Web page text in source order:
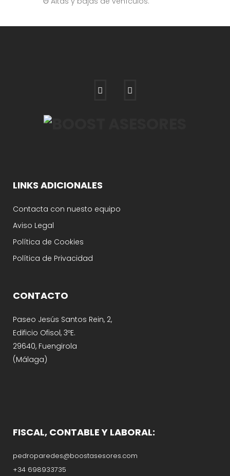
LINKS ADICIONALES
Contacta con nuesto equipo
Aviso Legal
Política de Cookies
Política de Privacidad
CONTACTO
Paseo Jesús Santos Rein, 2,
Edificio Ofisol, 3ºE.
29640, Fuengirola
(Málaga)
FISCAL, CONTABLE Y LABORAL:
pedroparedes@boostasesores.com
+34 698933735